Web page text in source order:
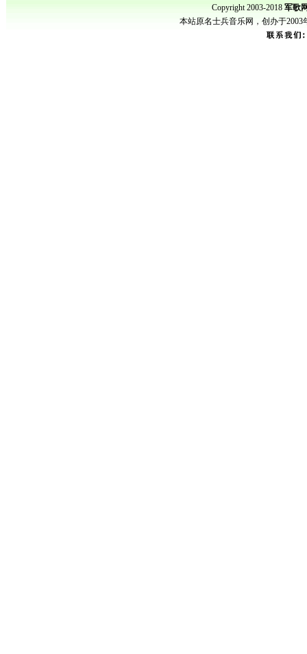
退伍这
这不规则
每天除了
Copyright 2003-2018 军歌
本站原名士兵音乐网，创办于